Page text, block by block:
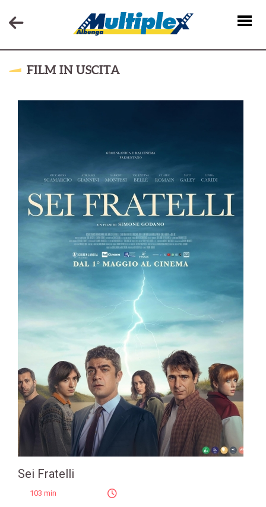
FILM IN USCITA
Sei Fratelli
103 min